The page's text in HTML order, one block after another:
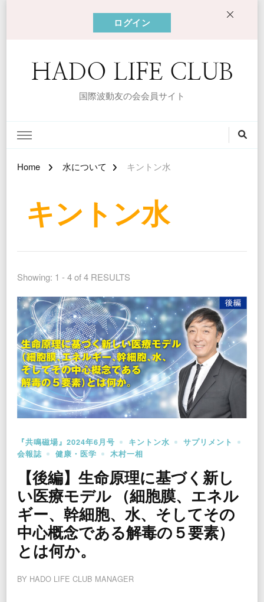
ログイン
HADO LIFE CLUB
国際波動友の会会員サイト
Home 水について キントン水
キントン水
Showing: 1 - 4 of 4 RESULTS
『共鳴磁場』2024年6月号 キントン水
サプリメント
会報誌
健康・医学 木村一相
【後編】生命原理に基づく新し
い医療モデル （細胞膜、エネル
ギー、幹細胞、水、そしてその
中心概念である解毒の５要素）
とは何か。
BY HADO LIFE CLUB MANAGER